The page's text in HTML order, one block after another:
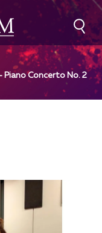
Concerto No. 2 in